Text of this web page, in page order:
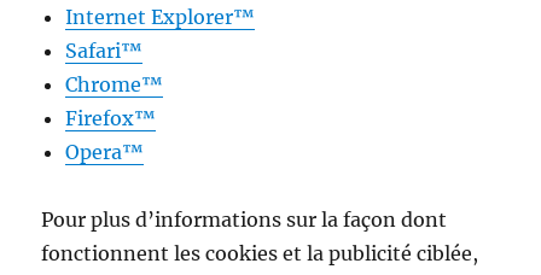
Internet Explorer™
Safari™
Chrome™
Firefox™
Opera™
Pour plus d’informations sur la façon dont
fonctionnent les cookies et la publicité ciblée,